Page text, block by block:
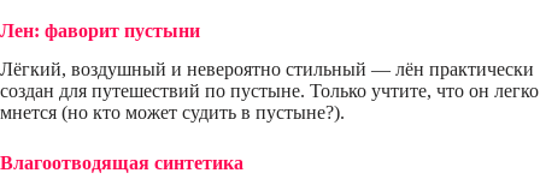
Лен: фаворит пустыни
Лёгкий, воздушный и невероятно стильный — лён практически
создан для путешествий по пустыне. Только учтите, что он легко
мнется (но кто может судить в пустыне?).
Влагоотводящая синтетика